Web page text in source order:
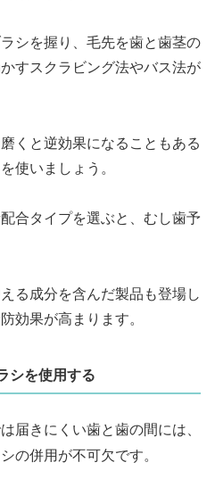
シを握り、毛先を歯と歯茎の
すスクラビング法やバス法が
くと逆効果になることもある
使いましょう。
合タイプを選ぶと、むし歯予
る成分を含んだ製品も登場し
効果が高まります。
シを使用する
届きにくい歯と歯の間には、
の併用が不可欠です。